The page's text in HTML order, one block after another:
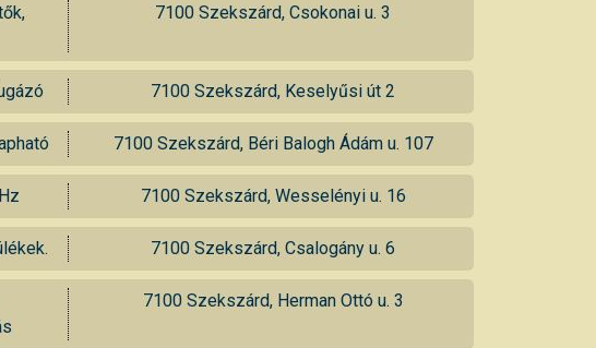
7100 Szekszárd, Csokonai u. 3
7100 Szekszárd, Keselyűsi út 2
7100 Szekszárd, Béri Balogh Ádám u. 107
7100 Szekszárd, Wesselényi u. 16
7100 Szekszárd, Csalogány u. 6
7100 Szekszárd, Herman Ottó u. 3